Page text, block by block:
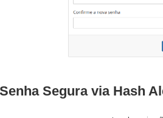
Segura via Hash